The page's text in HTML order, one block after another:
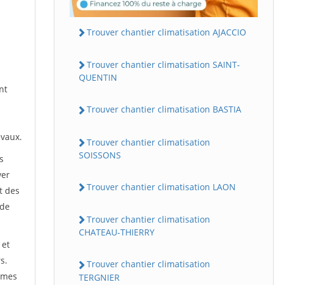
des
et
Trouver chantier climatisation AJACCIO
Trouver chantier climatisation SAINT-
QUENTIN
Trouver chantier climatisation BASTIA
Trouver chantier climatisation
SOISSONS
Trouver chantier climatisation LAON
Trouver chantier climatisation
CHATEAU-THIERRY
Trouver chantier climatisation
TERGNIER